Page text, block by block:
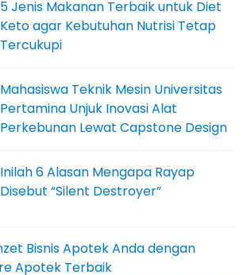
5 Jenis Makanan Terbaik untuk Diet
Keto agar Kebutuhan Nutrisi Tetap
Tercukupi
Mahasiswa Teknik Mesin Universitas
Pertamina Unjuk Inovasi Alat
Perkebunan Lewat Capstone Design
Inilah 6 Alasan Mengapa Rayap
Disebut “Silent Destroyer”